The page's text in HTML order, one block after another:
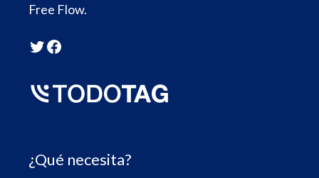
Free Flow.
Twitter
Facebook
¿Qué necesita?